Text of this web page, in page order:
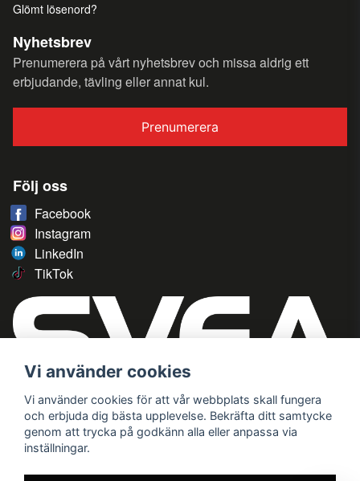
Glömt lösenord?
Nyhetsbrev
Prenumerera på vårt nyhetsbrev och missa aldrig ett
erbjudande, tävling eller annat kul.
Prenumerera
Följ oss
Facebook
Instagram
LinkedIn
TikTok
Vi använder cookies
Vi använder cookies för att vår webbplats skall fungera
och erbjuda dig bästa upplevelse. Bekräfta ditt samtycke
genom att trycka på godkänn alla eller anpassa via
inställningar.